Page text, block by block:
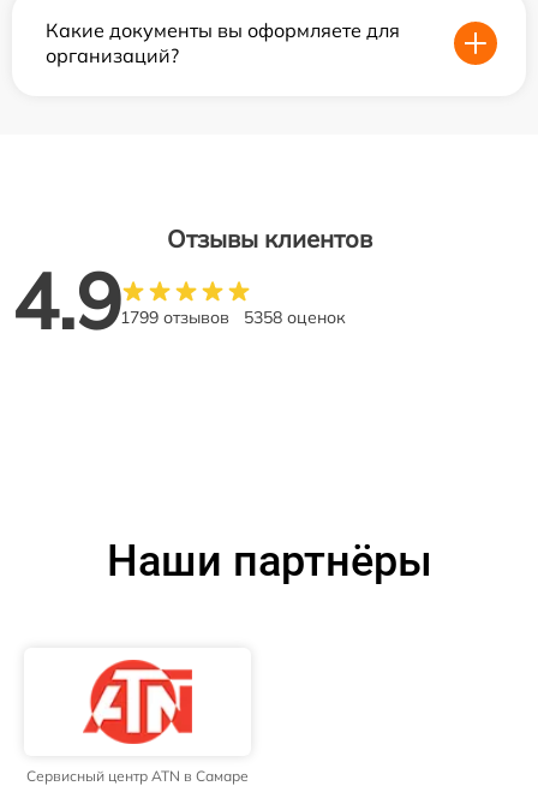
Какие документы вы оформляете для
организаций?
Отзывы клиентов
4.91799 отзывов 5358 оценок
Наши партнёры
Сервисный центр ATN в Самаре